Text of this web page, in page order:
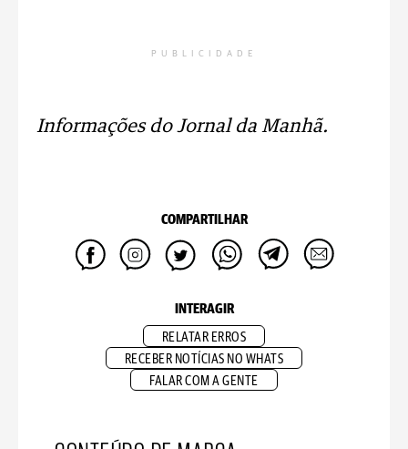
PUBLICIDADE
Informações do Jornal da Manhã.
COMPARTILHAR
INTERAGIR
RELATAR ERROS
RECEBER NOTÍCIAS NO WHATS
FALAR COM A GENTE